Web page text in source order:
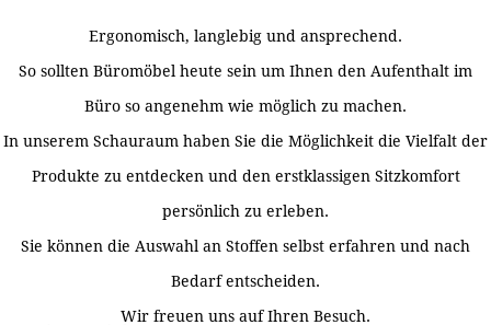
Ergonomisch, langlebig und ansprechend.
So sollten Büromöbel heute sein um Ihnen den Aufenthalt im
Büro so angenehm wie möglich zu machen.
In unserem Schauraum haben Sie die Möglichkeit die Vielfalt der
Produkte zu entdecken und den erstklassigen Sitzkomfort
persönlich zu erleben.
Sie können die Auswahl an Stoffen selbst erfahren und nach
Bedarf entscheiden.
Wir freuen uns auf Ihren Besuch.